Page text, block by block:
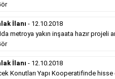
Satılık Emlak - 12.10.2018
İlanı - 12.10.2018
metroya yakın inşaata hazır projeli
İlanı - 12.10.2018
Konutları Yapı Kooperatifinde